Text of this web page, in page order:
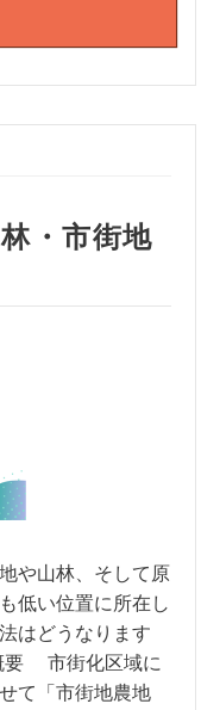
・市街地
や山林、そして原
低い位置に所在し
はどうなります
要 市街化区域に
て「市街地農地